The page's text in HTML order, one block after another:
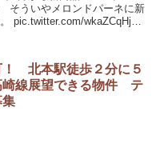
そういやメロンドパーネに新
pic.twitter.com/wkaZCqHj1K
！ 北本駅徒歩２分に５
線展望できる物件 テ
集